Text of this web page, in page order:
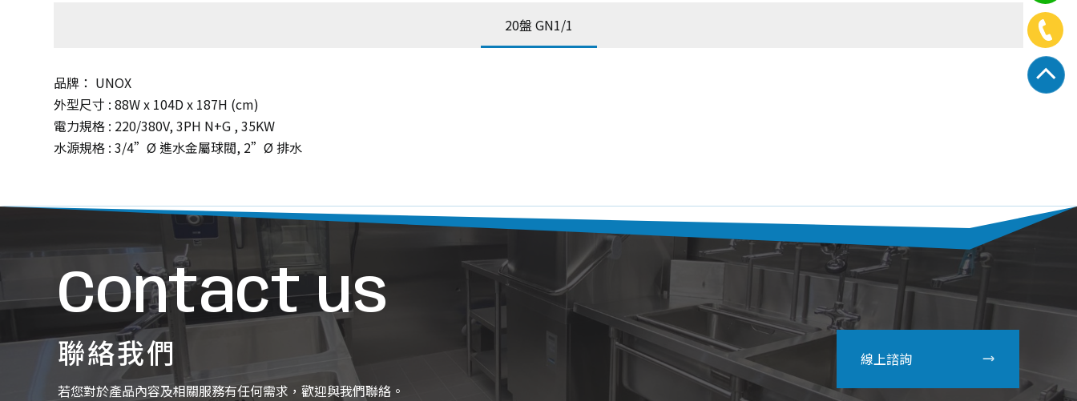
20盤 GN1/1
品牌： UNOX
外型尺寸 : 88W x 104D x 187H (cm)
電力規格 : 220/380V, 3PH N+G , 35KW
水源規格 : 3/4”Ø 進水金屬球閥, 2”Ø 排水
Contact us
聯絡我們
若您對於產品內容及相關服務有任何需求，歡迎與我們聯絡。
線上諮詢